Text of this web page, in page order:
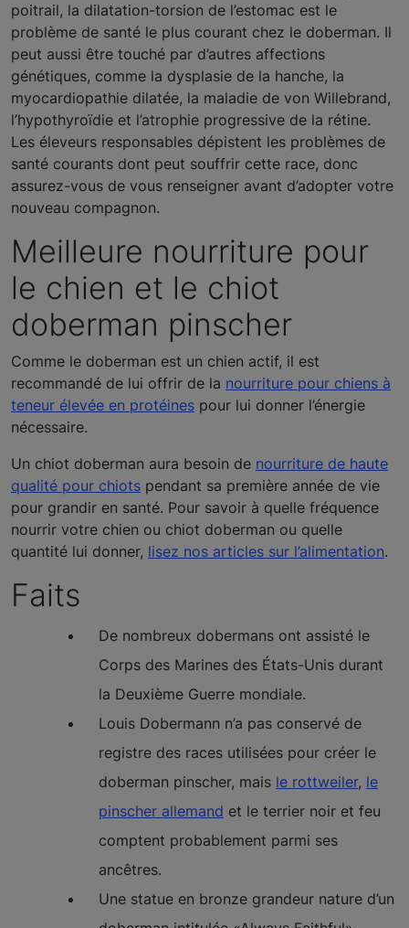
poitrail, la dilatation-torsion de l’estomac est le
problème de santé le plus courant chez le doberman. Il
peut aussi être touché par d’autres affections
génétiques, comme la dysplasie de la hanche, la
myocardiopathie dilatée, la maladie de von Willebrand,
l’hypothyroïdie et l’atrophie progressive de la rétine.
Les éleveurs responsables dépistent les problèmes de
santé courants dont peut souffrir cette race, donc
assurez-vous de vous renseigner avant d’adopter votre
nouveau compagnon.
Meilleure nourriture pour
le chien et le chiot
doberman pinscher
Comme le doberman est un chien actif, il est
recommandé de lui offrir de la nourriture pour chiens à
teneur élevée en protéines pour lui donner l’énergie
nécessaire.
Un chiot doberman aura besoin de nourriture de haute
qualité pour chiots pendant sa première année de vie
pour grandir en santé. Pour savoir à quelle fréquence
nourrir votre chien ou chiot doberman ou quelle
quantité lui donner, lisez nos articles sur l’alimentation.
Faits
De nombreux dobermans ont assisté le
Corps des Marines des États-Unis durant
la Deuxième Guerre mondiale.
Louis Dobermann n’a pas conservé de
registre des races utilisées pour créer le
doberman pinscher, mais le rottweiler, le
pinscher allemand et le terrier noir et feu
comptent probablement parmi ses
ancêtres.
Une statue en bronze grandeur nature d’un